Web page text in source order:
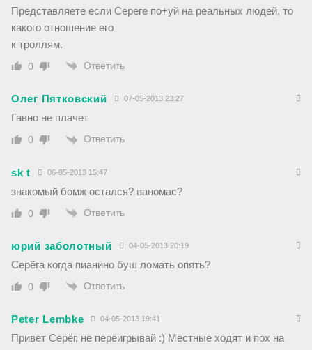
Представляете если Сереге по+уй на реальных людей, то
какого отношение его
к троллям.
0 Ответить
Олег Пятковский 07-05-2013 23:27
Гавно не плачет
0 Ответить
sk t 06-05-2013 15:47
знакомый бомж остался? ваномас?
0 Ответить
юрий заболотный 04-05-2013 20:19
Серёга когда пианино буш ломать опять?
0 Ответить
Peter Lembke 04-05-2013 19:41
Привет Серёг, не переигрывай :) Местные ходят и пох на